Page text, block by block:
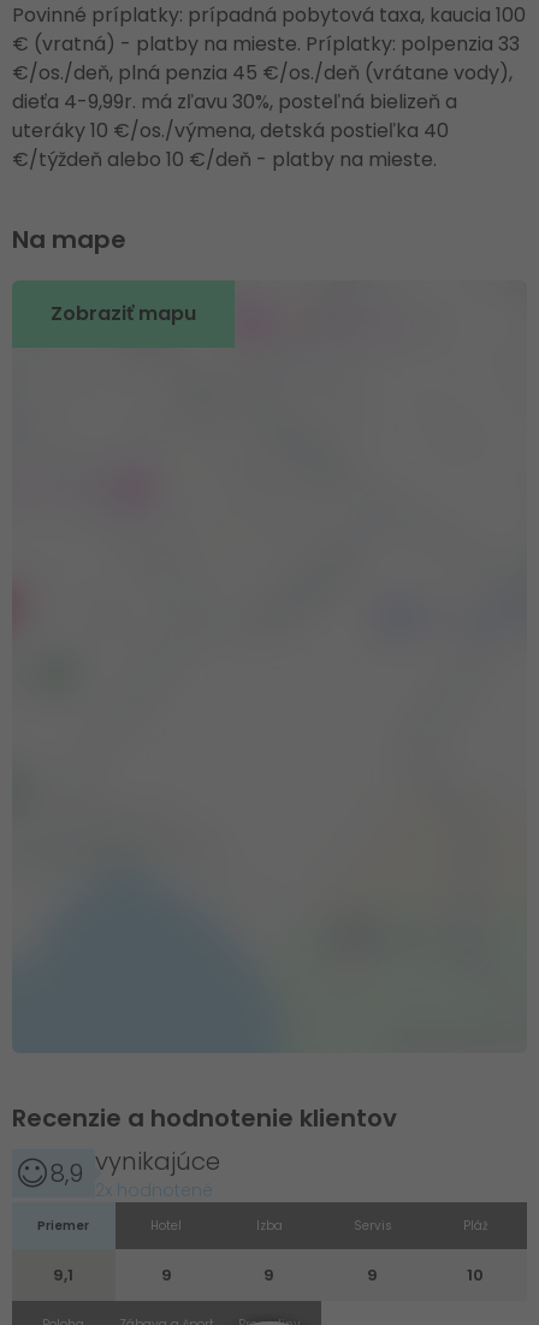
Povinné príplatky: prípadná pobytová taxa, kaucia 100
€ (vratná) - platby na mieste. Príplatky: polpenzia 33
€/os./deň, plná penzia 45 €/os./deň (vrátane vody),
dieťa 4-9,99r. má zľavu 30%, posteľná bielizeň a
uteráky 10 €/os./výmena, detská postieľka 40
€/týždeň alebo 10 €/deň - platby na mieste.
Na mape
Zobraziť mapu
Recenzie a hodnotenie klientov
8,9 vynikajúce
2x hodnotené
Priemer
9,1
Hotel
9
Izba
9
Servis
9
Pláž
10